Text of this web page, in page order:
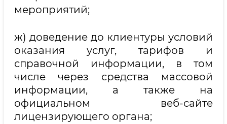
мероприятий;
ж) доведение до клиентуры условий
оказания услуг, тарифов и
справочной информации, в том
числе через средства массовой
информации, а также на
официальном веб-сайте
лицензирующего органа;